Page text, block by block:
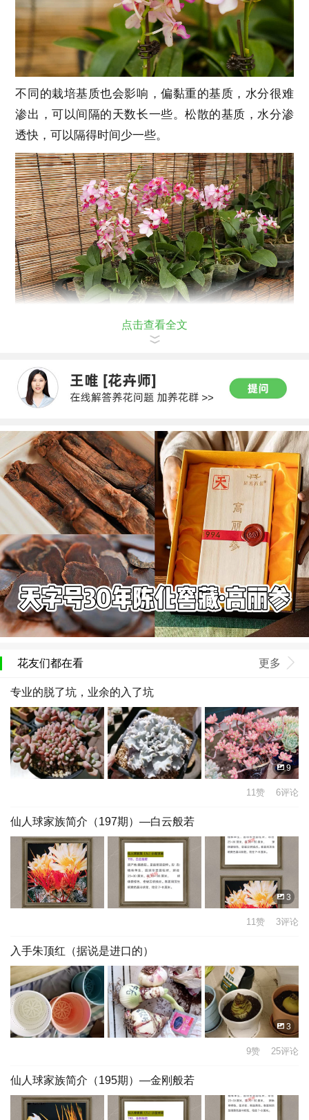
不同的栽培基质也会影响，偏黏重的基质，水分很难
渗出，可以间隔的天数长一些。松散的基质，水分渗
透快，可以隔得时间少一些。
点击查看全文
花友们都在看 更多
专业的脱了坑，业余的入了坑
9
11赞 6评论
仙人球家族简介（197期）—白云般若
3
11赞 3评论
入手朱顶红（据说是进口的）
3
9赞 25评论
仙人球家族简介（195期）—金刚般若